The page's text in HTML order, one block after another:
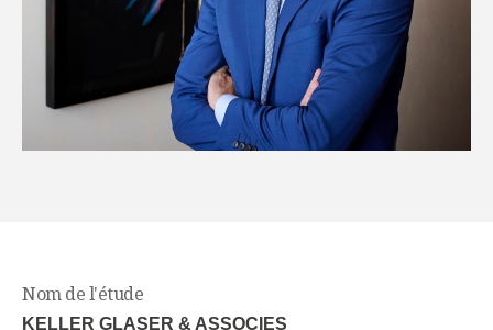
Nom de l'étude
KELLER GLASER & ASSOCIES